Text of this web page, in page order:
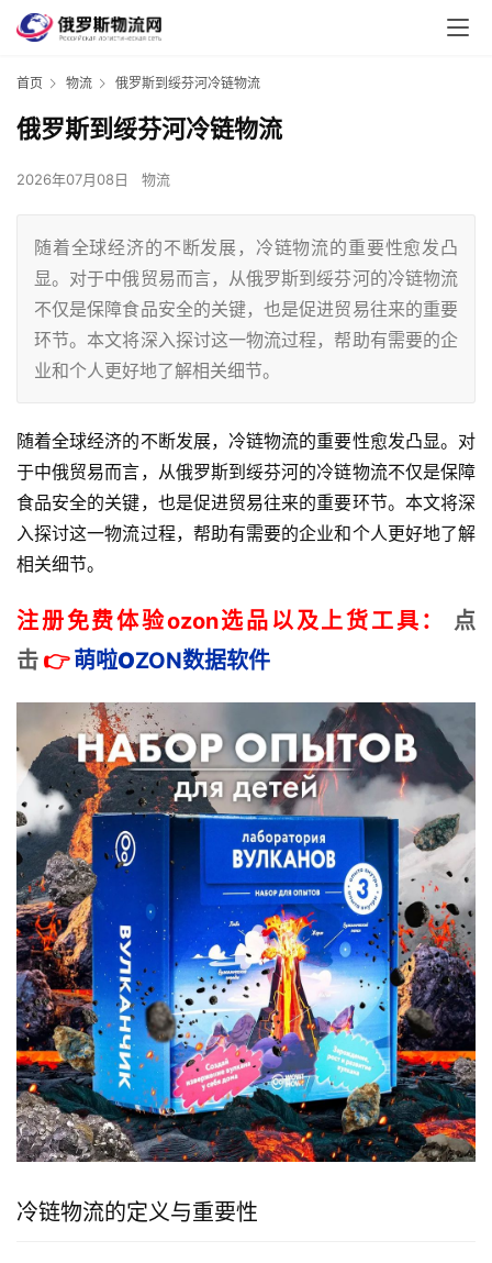
首页 物流 俄罗斯到绥芬河冷链物流
俄罗斯到绥芬河冷链物流
2026年07月08日 物流
随着全球经济的不断发展，冷链物流的重要性愈发凸
显。对于中俄贸易而言，从俄罗斯到绥芬河的冷链物流
不仅是保障食品安全的关键，也是促进贸易往来的重要
环节。本文将深入探讨这一物流过程，帮助有需要的企
业和个人更好地了解相关细节。
随着全球经济的不断发展，冷链物流的重要性愈发凸显。对
于中俄贸易而言，从俄罗斯到绥芬河的冷链物流不仅是保障
食品安全的关键，也是促进贸易往来的重要环节。本文将深
入探讨这一物流过程，帮助有需要的企业和个人更好地了解
相关细节。
注册免费体验ozon选品以及上货工具：
点
击 👉 萌啦OZON数据软件
冷链物流的定义与重要性